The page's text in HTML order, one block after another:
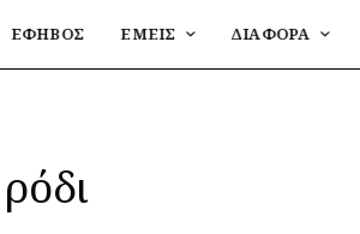
ΕΦΗΒΟΣ ΕΜΕΙΣ ΔΙΑΦΟΡΑ
ρόδι